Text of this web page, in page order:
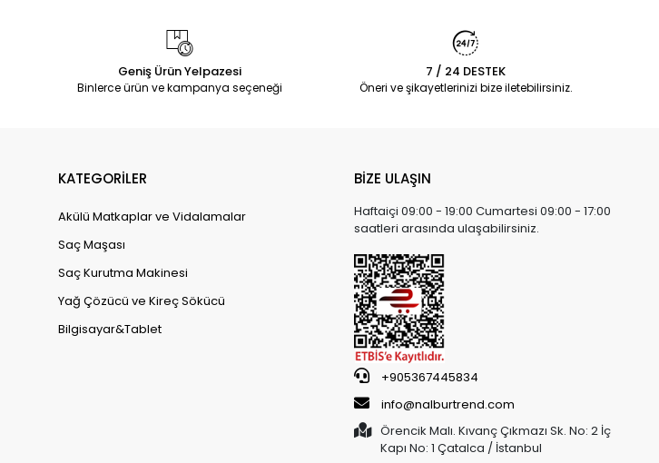
Geniş Ürün Yelpazesi
Binlerce ürün ve kampanya seçeneği
7 / 24 DESTEK
Öneri ve şikayetlerinizi bize iletebilirsiniz.
KATEGORİLER
Akülü Matkaplar ve Vidalamalar
Saç Maşası
Saç Kurutma Makinesi
Yağ Çözücü ve Kireç Sökücü
Bilgisayar&Tablet
BİZE ULAŞIN
Haftaiçi 09:00 - 19:00 Cumartesi 09:00 - 17:00
saatleri arasında ulaşabilirsiniz.
+905367445834
info@nalburtrend.com
Örencik Malı. Kıvanç Çıkmazı Sk. No: 2 İç
Kapı No: 1 Çatalca / İstanbul